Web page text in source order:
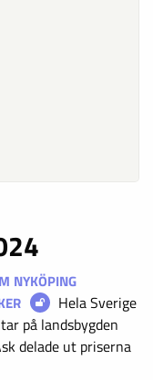
NYKÖPING
Hela Sverige
på landsbygden
delade ut priserna